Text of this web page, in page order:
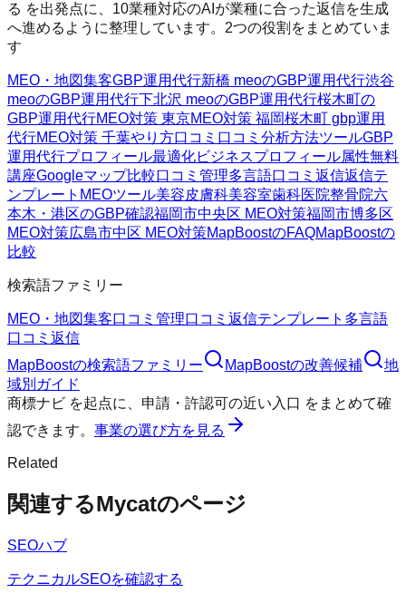
る を出発点に、10業種対応のAIが業種に合った返信を生成
へ進めるように整理しています。2つの役割をまとめていま
す
MEO・地図集客GBP運用代行新橋 meoのGBP運用代行渋谷
meoのGBP運用代行下北沢 meoのGBP運用代行桜木町の
GBP運用代行MEO対策 東京MEO対策 福岡桜木町 gbp運用
代行MEO対策 千葉やり方口コミ 口コミ分析方法ツールGBP
運用代行プロフィール最適化ビジネスプロフィール属性無料
講座Googleマップ比較口コミ管理多言語口コミ返信返信テ
ンプレート MEOツール美容皮膚科美容室歯科医院整骨院六
本木・港区のGBP確認福岡市中央区 MEO対策福岡市博多区
MEO対策広島市中区 MEO対策MapBoostのFAQMapBoostの
比較
検索語ファミリー
MEO・地図集客口コミ管理口コミ返信テンプレート 多言語
口コミ返信
MapBoostの検索語ファミリー MapBoostの改善候補
地
域別ガイド
商標ナビ を起点に、 申請・許認可の近い入口 をまとめて確
認できます。 事業の選び方を見る
Related
関連するMycatのページ
SEOハブ
テクニカルSEOを確認する